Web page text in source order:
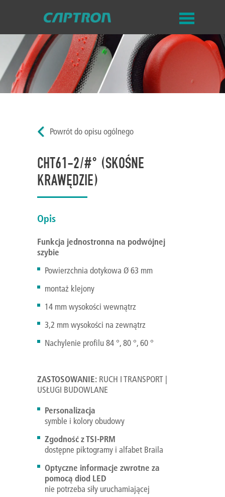
Powrót do opisu ogólnego
CHT61-2/#° (SKOŚNE
KRAWĘDZIE)
Opis
Funkcja jednostronna na podwójnej
szybie
Powierzchnia dotykowa Ø 63 mm
montaż klejony
14 mm wysokości wewnątrz
3,2 mm wysokości na zewnątrz
Nachylenie profilu 84 °, 80 °, 60 °
ZASTOSOWANIE: RUCH I TRANSPORT |
USŁUGI BUDOWLANE
Personalizacja
symble i kolory obudowy
Zgodność z TSI-PRM
dostępne piktogramy i alfabet Braila
Optyczne informacje zwrotne za
pomocą diod LED
nie potrzeba siły uruchamiającej